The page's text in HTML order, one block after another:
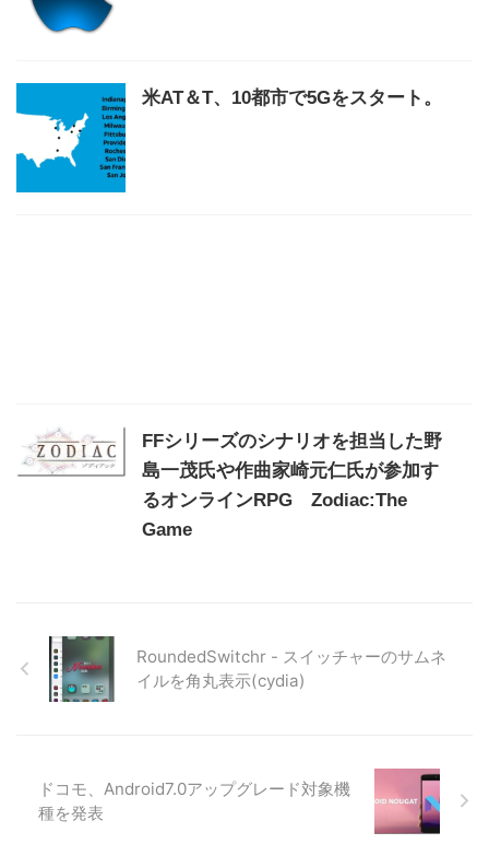
米AT＆T、10都市で5Gをスタート。
FFシリーズのシナリオを担当した野
島一茂氏や作曲家崎元仁氏が参加す
るオンラインRPG Zodiac:The
Game
RoundedSwitchr - スイッチャーのサムネ
イルを角丸表示(cydia)
ドコモ、Android7.0アップグレード対象機
種を発表